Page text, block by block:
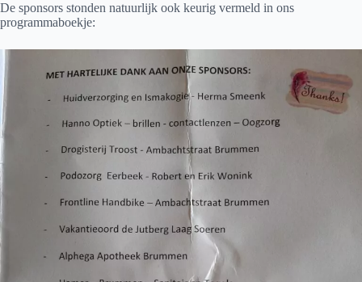
De sponsors stonden natuurlijk ook keurig vermeld in ons
programmaboekje: